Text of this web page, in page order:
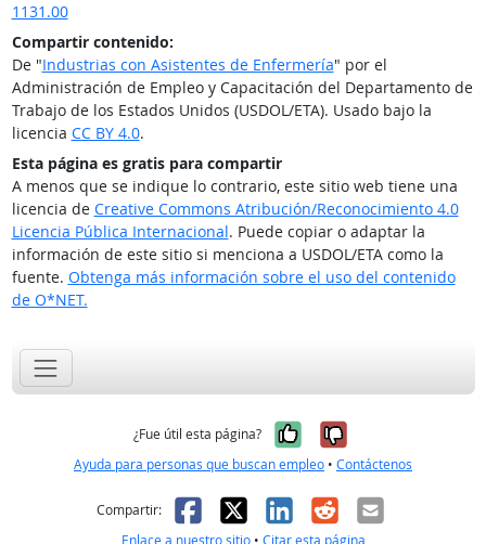
1131.00
Compartir contenido:
De "Industrias con Asistentes de Enfermería" por el
Administración de Empleo y Capacitación del Departamento de
Trabajo de los Estados Unidos (USDOL/ETA). Usado bajo la
licencia CC BY 4.0.
Esta página es gratis para compartir
A menos que se indique lo contrario, este sitio web tiene una
licencia de Creative Commons Atribución/Reconocimiento 4.0
Licencia Pública Internacional. Puede copiar o adaptar la
información de este sitio si menciona a USDOL/ETA como la
fuente. Obtenga más información sobre el uso del contenido
de O*NET.
¿Fue útil esta página? Sí, fue útil
No, no fue
Ayuda para personas que buscan empleo • Contáctenos
Compartir: Facebook
X LinkedIn
RedditCorreo